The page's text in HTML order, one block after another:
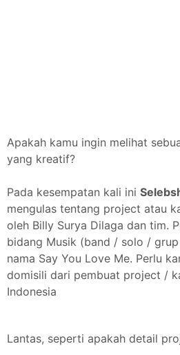
Apakah kamu ingin melihat
yang kreatif?
Pada kesempatan kali ini
mengulas tentang project atau
oleh Billy Surya Dilaga dan tim.
bidang Musik (band / solo /
nama Say You Love Me. Perlu
domisili dari pembuat project /
Indonesia
Lantas, seperti apakah detail